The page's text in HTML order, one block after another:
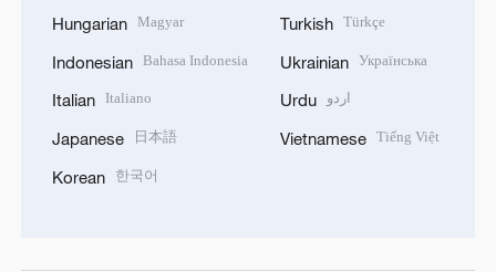
Hungarian Magyar
Indonesian Bahasa Indonesia
Italian Italiano
Japanese 日本語
Korean 한국어
Turkish Türkçe
Ukrainian Українська
Urdu اردو
Vietnamese Tiếng Việt